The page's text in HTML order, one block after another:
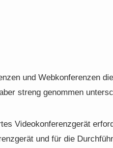
und Webkonferenzen
streng genommen
Videokonferenzgerät
und für die